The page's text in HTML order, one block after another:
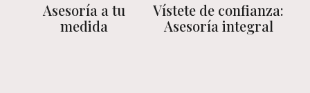
Asesoría a tu
medida
Vístete de confianza:
Asesoría integral